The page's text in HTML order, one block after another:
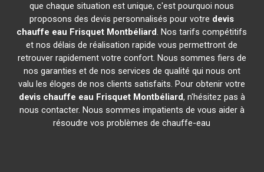
que chaque situation est unique, c'est pourquoi nous
proposons des devis personnalisés pour votre devis
chauffe eau Frisquet Montbéliard. Nos tarifs compétitifs
et nos délais de réalisation rapide vous permettront de
retrouver rapidement votre confort. Nous sommes fiers de
nos garanties et de nos services de qualité qui nous ont
valu les éloges de nos clients satisfaits. Pour obtenir votre
devis chauffe eau Frisquet Montbéliard, n'hésitez pas à
nous contacter. Nous sommes impatients de vous aider à
résoudre vos problèmes de chauffe-eau